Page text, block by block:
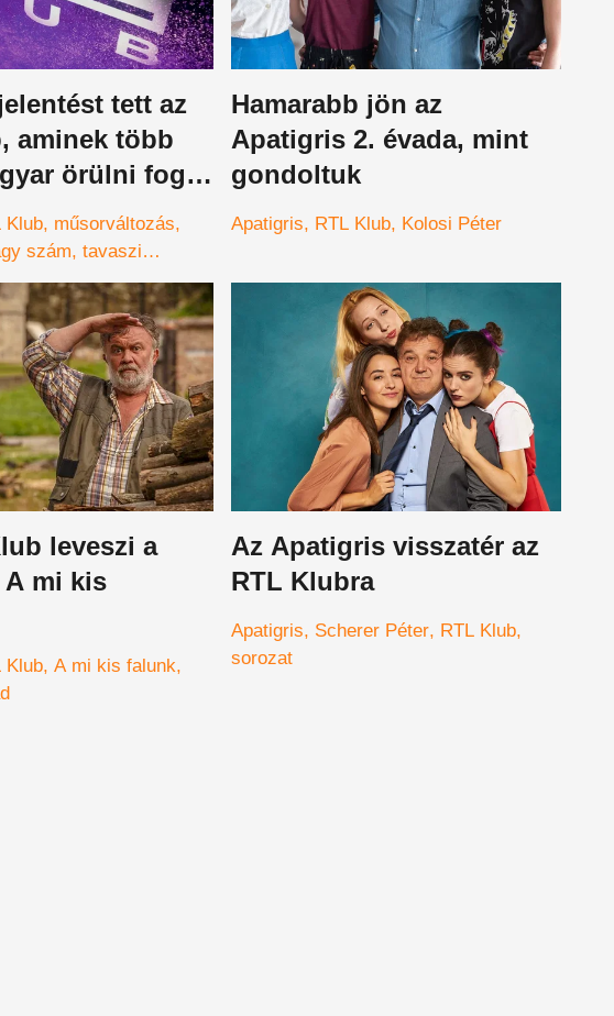
tett az
aminek több
örülni fog -
minden
Klub műsorváltozás
szám tavaszi
Hamarabb jön az
Apatigris 2. évada, mint
gondoltuk
Apatigris RTL Klub Kolosi Péter
leveszi a
mi kis
Klub A mi kis falunk
Az Apatigris visszatér az
RTL Klubra
Apatigris Scherer Péter RTL Klub
sorozat